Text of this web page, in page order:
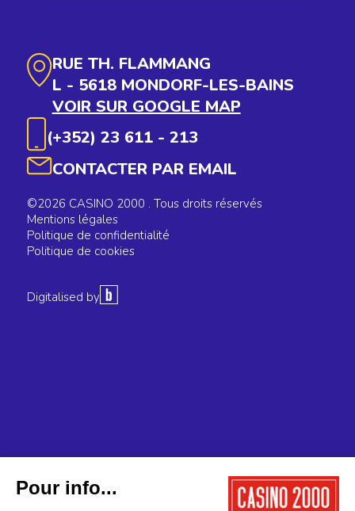
RUE TH. FLAMMANG
L - 5618 MONDORF-LES-BAINS
VOIR SUR GOOGLE MAP
(+352) 23 611 - 213
CONTACTER PAR EMAIL
©2026 CASINO 2000 . Tous droits réservés
Mentions légales
Politique de confidentialité
Politique de cookies
Digitalised by